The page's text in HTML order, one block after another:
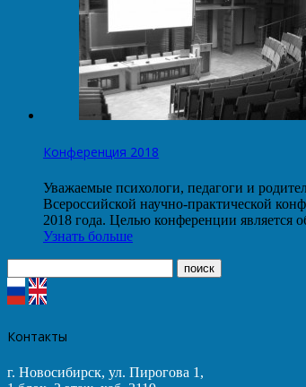
Конференция 2018
Уважаемые психологи, педагоги и
Всероссийской научно-
2018 года. Целью конференции является
Узнать больше
Контакты
г. Новосибирск, ул. Пирогова 1,